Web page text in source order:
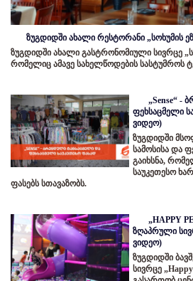
ზუგდიდში ახალი რესტორანი „სოხუმის
ზუგდიდში ახალი გასტრონომიული სივრცე
რომელიც ამავე სახელწოდების სასტუმროს
„Sense“ -
ფეხსაცმელი
ვიდეო)
ზუგდიდში
სამოსისა და
გაიხსნა,
საუკეთესო
ფასებს სთავაზობს.
„HAPPY
ზღაპრული
ვიდეო)
ზუგდიდში
სივრცე